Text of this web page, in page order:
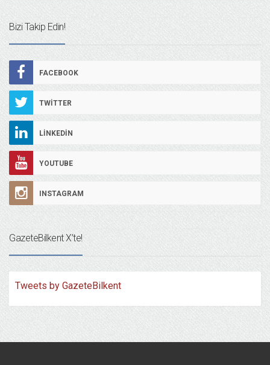
Bizi Takip Edin!
FACEBOOK
TWITTER
LINKEDIN
YOUTUBE
INSTAGRAM
GazeteBilkent X’te!
Tweets by GazeteBilkent